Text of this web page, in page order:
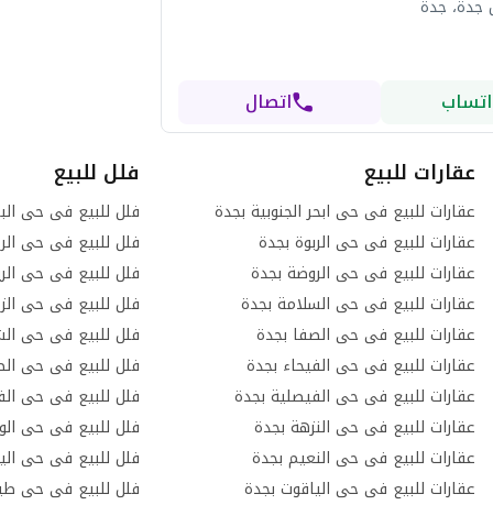
جدة، جدة
اتصال
عقارات للبيع
عقارات للبيع فى حى ابحر الجنوبية بجدة
عقارات للبيع فى حى الربوة بجدة
عقارات للبيع فى حى الروضة بجدة
عقارات للبيع فى حى السلامة بجدة
عقارات للبيع فى حى الصفا بجدة
عقارات للبيع فى حى الفيحاء بجدة
عقارات للبيع فى حى الفيصلية بجدة
عقارات للبيع فى حى النزهة بجدة
عقارات للبيع فى حى النعيم بجدة
عقارات للبيع فى حى الياقوت بجدة
فلل للبيع
فلل للبيع فى حى
فلل للبيع فى حى
فلل للبيع فى حى
فلل للبيع فى حى
فلل للبيع فى حى
فلل للبيع فى حى
فلل للبيع فى حى
فلل للبيع فى حى
فلل للبيع فى حى
فلل للبيع فى حى